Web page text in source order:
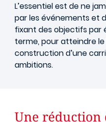
L’essentiel est de ne
par les événements et
fixant des objectifs par
terme, pour atteindre
construction d’une
ambitions.
Une réduction